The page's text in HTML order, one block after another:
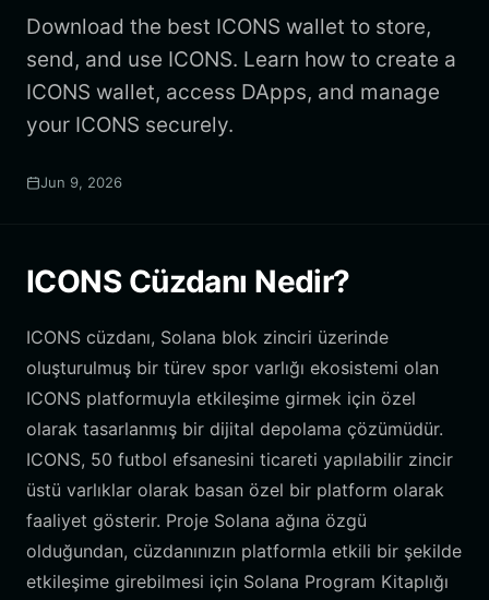
Download the best ICONS wallet to store,
send, and use ICONS. Learn how to create a
ICONS wallet, access DApps, and manage
your ICONS securely.
Jun 9, 2026
ICONS Cüzdanı Nedir?
ICONS cüzdanı, Solana blok zinciri üzerinde
oluşturulmuş bir türev spor varlığı ekosistemi olan
ICONS platformuyla etkileşime girmek için özel
olarak tasarlanmış bir dijital depolama çözümüdür.
ICONS, 50 futbol efsanesini ticareti yapılabilir zincir
üstü varlıklar olarak basan özel bir platform olarak
faaliyet gösterir. Proje Solana ağına özgü
olduğundan, cüzdanınızın platformla etkili bir şekilde
etkileşime girebilmesi için Solana Program Kitaplığı